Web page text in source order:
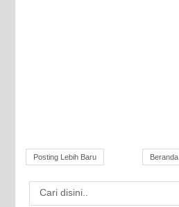
Posting Lebih Baru Beranda